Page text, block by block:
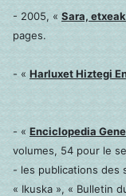
- 2005, « Sara,
pages.
- « Harluxet Hiztegi
- « Enciclopedia
volumes, 54 pour le
- les publications des
« Ikuska », « Bulletin